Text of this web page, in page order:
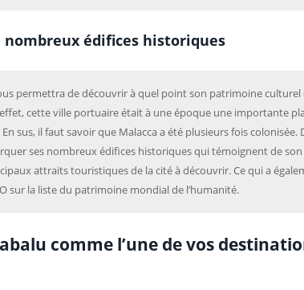
nombreux édifices historiques
permettra de découvrir à quel point son patrimoine
cette ville portuaire était à une époque une importante
sus, il faut savoir que Malacca a été plusieurs fois colonisée.
ses nombreux édifices historiques qui témoignent de son
attraits touristiques de la cité à découvrir. Ce qui a
sur la liste du patrimoine mondial de l’humanité.
comme l’une de vos